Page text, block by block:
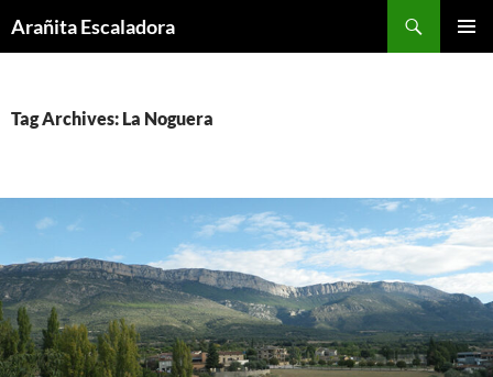
toArañita Escaladora
Tag Archives: La Noguera